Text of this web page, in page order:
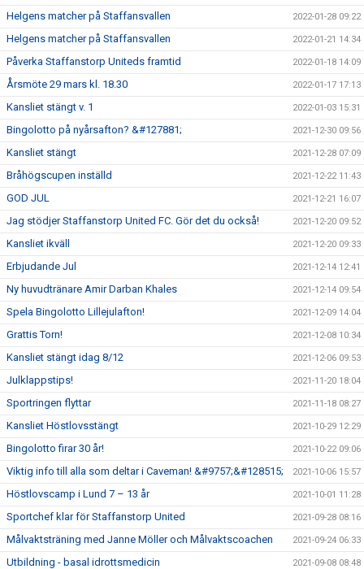
Helgens matcher på Staffansvallen 2022-01-28 09:22
Helgens matcher på Staffansvallen 2022-01-21 14:34
Påverka Staffanstorp Uniteds framtid 2022-01-18 14:09
Årsmöte 29 mars kl. 18.30 2022-01-17 17:13
Kansliet stängt v. 1 2022-01-03 15:31
Bingolotto på nyårsafton? &#127881; 2021-12-30 09:56
Kansliet stängt 2021-12-28 07:09
Bråhögscupen inställd 2021-12-22 11:43
GOD JUL 2021-12-21 16:07
Jag stödjer Staffanstorp United FC. Gör det du också! 2021-12-20 09:52
Kansliet ikväll 2021-12-20 09:33
Erbjudande Jul 2021-12-14 12:41
Ny huvudtränare Amir Darban Khales 2021-12-14 09:54
Spela Bingolotto Lillejulafton! 2021-12-09 14:04
Grattis Torn! 2021-12-08 10:34
Kansliet stängt idag 8/12 2021-12-06 09:53
Julklappstips! 2021-11-20 18:04
Sportringen flyttar 2021-11-18 08:27
Kansliet Höstlovsstängt 2021-10-29 12:29
Bingolotto firar 30 år! 2021-10-22 09:06
Viktig info till alla som deltar i Caveman! &#9757;&#128515; 2021-10-06 15:57
Höstlovscamp i Lund 7 – 13 år 2021-10-01 11:28
Sportchef klar för Staffanstorp United 2021-09-28 08:16
Målvaktsträning med Janne Möller och Målvaktscoachen 2021-09-24 06:33
Utbildning - basal idrottsmedicin 2021-09-08 08:48